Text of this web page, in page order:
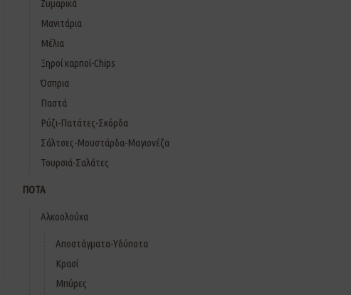
Ζυμαρικά
Μανιτάρια
Μέλια
Ξηροί καρποί-Chips
Όσπρια
Παστά
Ρύζι-Πατάτες-Σκόρδα
Σάλτσες-Μουστάρδα-Μαγιονέζα
Τουρσιά-Σαλάτες
ΠΟΤΑ
Αλκοολούχα
Αποστάγματα-Υδύποτα
Κρασί
Μπύρες